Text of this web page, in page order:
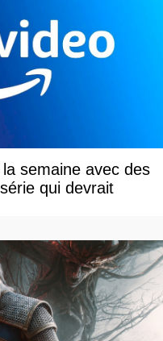
semaine avec des
qui devrait